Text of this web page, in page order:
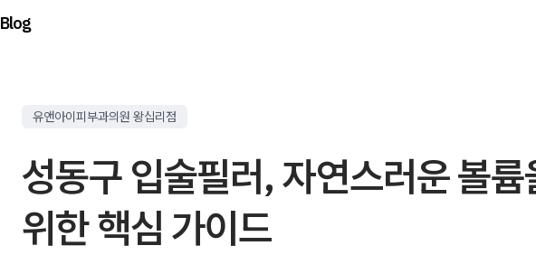
Blog
유앤아이피부과의원 왕십리점
성동구 입술필러, 자연스러운 볼륨
위한 핵심 가이드